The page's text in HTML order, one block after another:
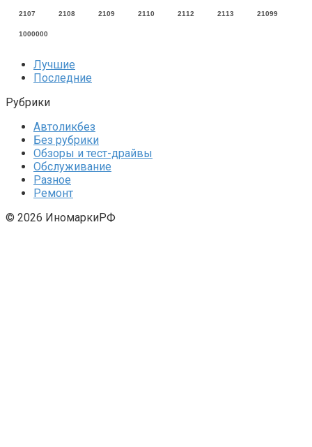
2107 2108 2109 2110 2112 2113 21099
1000000
Лучшие
Последние
Рубрики
Автоликбез
Без рубрики
Обзоры и тест-драйвы
Обслуживание
Разное
Ремонт
© 2026 ИномаркиРФ